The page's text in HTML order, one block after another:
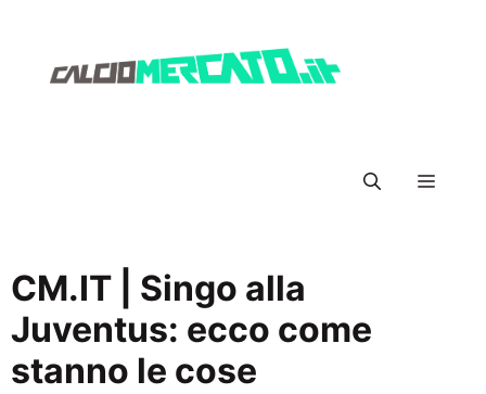
Menu
CM.IT | Singo alla
Juventus: ecco come
stanno le cose